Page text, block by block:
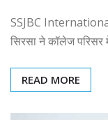
SSJBC
सिरसा ने कॉलेज
READ MORE